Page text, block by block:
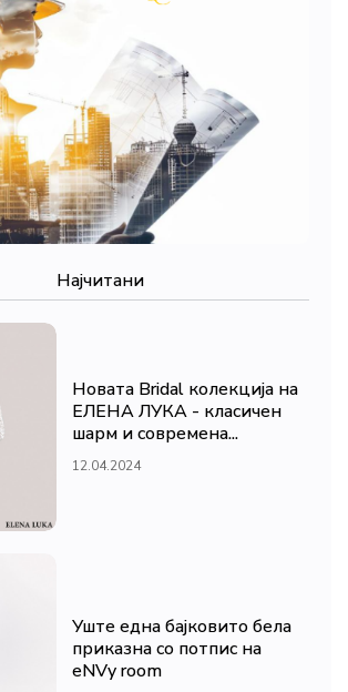
Најчитани
Новата Bridal колекција на
ЕЛЕНА ЛУКА - класичен
шарм и современа...
12.04.2024
Уште една бајковито бела
приказна со потпис на
eNVy room